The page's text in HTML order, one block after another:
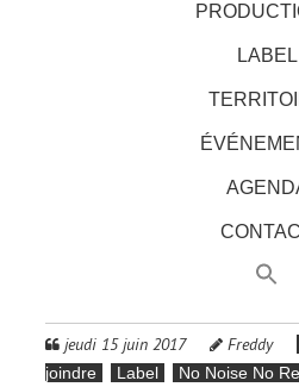
LABEL
jeudi 15 juin 2017 Freddy
joindre
Label No Noise No